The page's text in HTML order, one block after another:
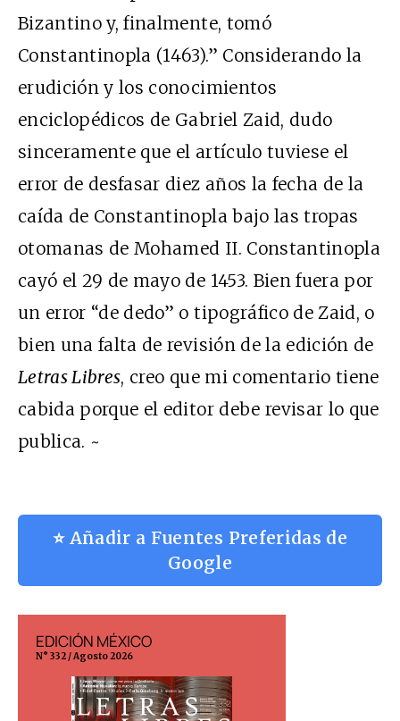
Bizantino y, finalmente, tomó
Constantinopla (1463).” Considerando la
erudición y los conocimientos
enciclopédicos de Gabriel Zaid, dudo
sinceramente que el artículo tuviese el
error de desfasar diez años la fecha de la
caída de Constantinopla bajo las tropas
otomanas de Mohamed II. Constantinopla
cayó el 29 de mayo de 1453. Bien fuera por
un error “de dedo” o tipográfico de Zaid, o
bien una falta de revisión de la edición de
Letras Libres, creo que mi comentario tiene
cabida porque el editor debe revisar lo que
publica. ~
⭐ Añadir a Fuentes Preferidas de
Google
EDICIÓN MÉXICO
N° 332 / Agosto 2026